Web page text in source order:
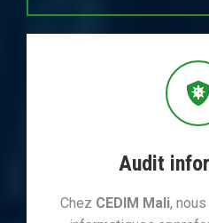
Audit
Chez CEDIM Mali,